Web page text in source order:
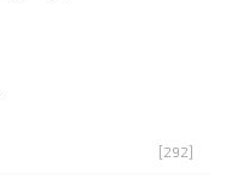
[292]